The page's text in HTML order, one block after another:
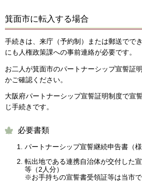
箕面市に転入する場合
手続きは、来庁（予約制）または郵送でで
にも人権政策課への事前連絡が必要です。
お二人が箕面市のパートナーシップ宣誓証
かご確認ください。
大阪府パートナーシップ宣誓証明制度で宣
じ手続きです。
必要書類
パートナーシップ宣誓継続申告書（様
転出地である連携自治体が交付した
等（2人分）
※お手持ちの宣誓書受領証等は当市で